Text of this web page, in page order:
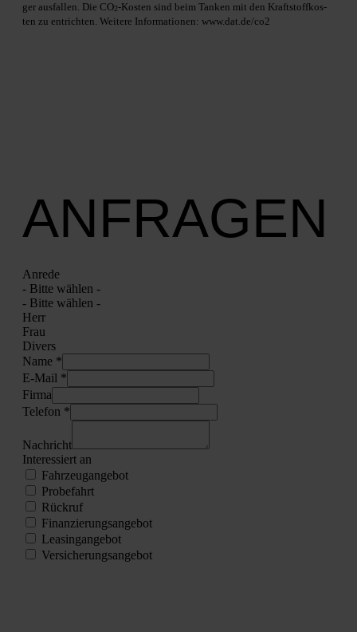
ger aus­fal­len. Die CO2-Kos­ten sind beim Tan­ken mit den Kraft­stoff­kos­
ten zu ent­rich­ten. Wei­te­re Infor­ma­tio­nen: www.dat.de/co2
ANFRAGEN
Anre­de
- Bit­te wäh­len -
- Bit­te wäh­len -
Herr
Frau
Divers
Name *
E‑Mail *
Fir­ma
Tele­fon *
Nach­richt
Inter­es­siert an
Fahr­zeug­an­ge­bot
Pro­be­fahrt
Rück­ruf
Finan­zie­rungs­an­ge­bot
Lea­sing­an­ge­bot
Ver­si­che­rungs­an­ge­bot